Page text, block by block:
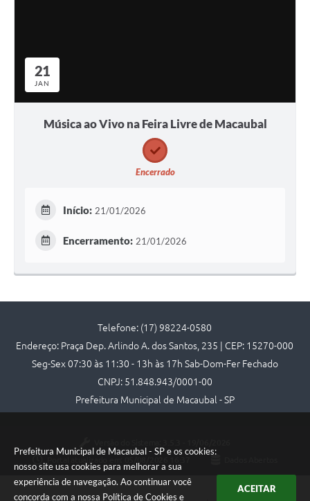
Prefeitura Municipal de Macaubal - SP e os cookies:
nosso site usa cookies para melhorar a sua
experiência de navegação. Ao continuar você
concorda com a nossa Política de Cookies e
ACEITAR
21
JAN
Música ao Vivo na Feira Livre de Macaubal
Encerrado
Início: 21/01/2026
Encerramento: 21/01/2026
Telefone: (17) 98224-0580
Endereço: Praça Dep. Arlindo A. dos Santos, 235 | CEP: 15270-000
Seg-Sex 07:30 às 11:30 - 13h às 17h Sab-Dom-Fer Fechado
CNPJ: 51.848.943/0001-00
Prefeitura Municipal de Macaubal - SP